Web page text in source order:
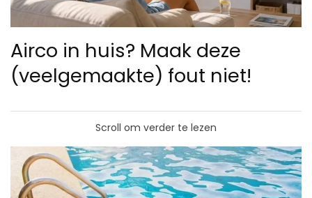
Airco in huis? Maak deze
(veelgemaakte) fout niet!
Scroll om verder te lezen